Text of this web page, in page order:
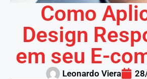
Como
Design
em seu E-
Leonardo Viera